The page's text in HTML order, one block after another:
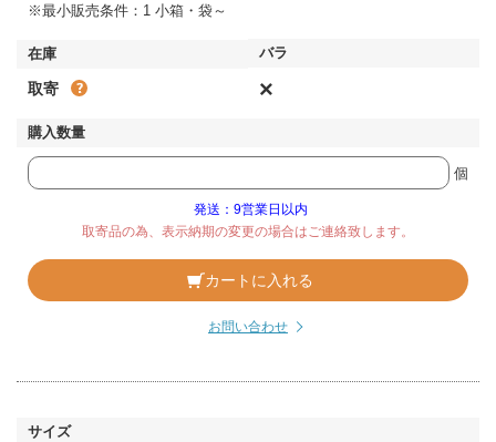
※最小販売条件：1 小箱・袋～
取寄 ×
個
発送：9営業日以内
取寄品の為、表示納期の変更の場合はご連絡致します。
カートに入れる
お問い合わせ